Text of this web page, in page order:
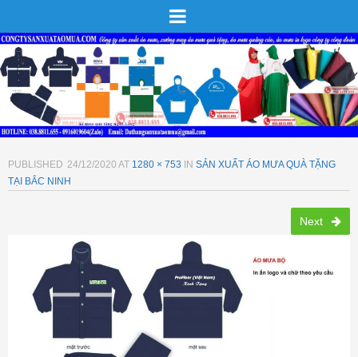
PUBLISHED 24/12/2020 AT 1280 × 753 IN SẢN XUẤT ÁO MƯA QUÀ TẶNG
TẠI BẮC NINH
Next